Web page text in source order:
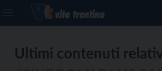
Ultimi contenuti